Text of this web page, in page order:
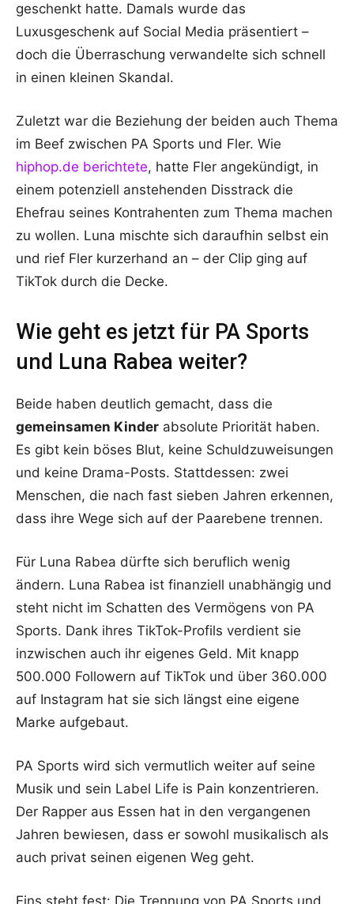
geschenkt hatte. Damals wurde das
Luxusgeschenk auf Social Media präsentiert –
doch die Überraschung verwandelte sich schnell
in einen kleinen Skandal.
Zuletzt war die Beziehung der beiden auch Thema
im Beef zwischen PA Sports und Fler. Wie
hiphop.de berichtete, hatte Fler angekündigt, in
einem potenziell anstehenden Disstrack die
Ehefrau seines Kontrahenten zum Thema machen
zu wollen. Luna mischte sich daraufhin selbst ein
und rief Fler kurzerhand an – der Clip ging auf
TikTok durch die Decke.
Wie geht es jetzt für PA Sports
und Luna Rabea weiter?
Beide haben deutlich gemacht, dass die
gemeinsamen Kinder absolute Priorität haben.
Es gibt kein böses Blut, keine Schuldzuweisungen
und keine Drama-Posts. Stattdessen: zwei
Menschen, die nach fast sieben Jahren erkennen,
dass ihre Wege sich auf der Paarebene trennen.
Für Luna Rabea dürfte sich beruflich wenig
ändern. Luna Rabea ist finanziell unabhängig und
steht nicht im Schatten des Vermögens von PA
Sports. Dank ihres TikTok-Profils verdient sie
inzwischen auch ihr eigenes Geld. Mit knapp
500.000 Followern auf TikTok und über 360.000
auf Instagram hat sie sich längst eine eigene
Marke aufgebaut.
PA Sports wird sich vermutlich weiter auf seine
Musik und sein Label Life is Pain konzentrieren.
Der Rapper aus Essen hat in den vergangenen
Jahren bewiesen, dass er sowohl musikalisch als
auch privat seinen eigenen Weg geht.